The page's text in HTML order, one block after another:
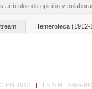
de opinión y
Hemeroteca (1912-
EN 1912 | I.S.S.N.: 1695-